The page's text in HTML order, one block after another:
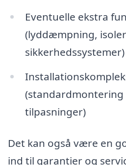
Eventuelle ekstra
(lyddæmpning,
sikkerhedssystemer)
(standardmontering
tilpasninger)
Det kan også være en
ind til garantier og